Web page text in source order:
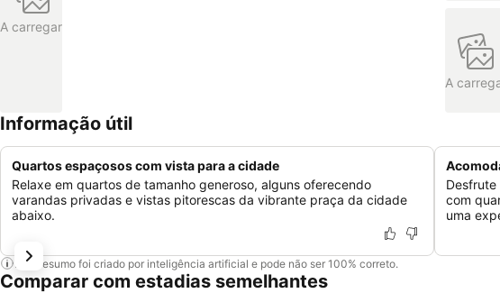
A carregar
A
Informação útil
Quartos espaçosos com vista para a cidade
Relaxe em quartos de tamanho generoso, alguns oferecendo
varandas privadas e vistas pitorescas da vibrante praça da cidade
abaixo.
com
uma
Este resumo foi criado por inteligência artificial e pode não ser 100% correto.
Comparar com estadias semelhantes